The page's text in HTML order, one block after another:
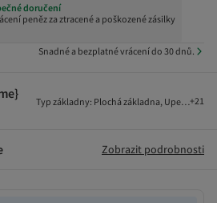
doručení
peněz za ztracené a poškozené zásilky
Snadné a bezplatné vrácení do 30 dnů.
Typ základny: Plochá základna, Upevnění
+21
Zobrazit podrobnosti